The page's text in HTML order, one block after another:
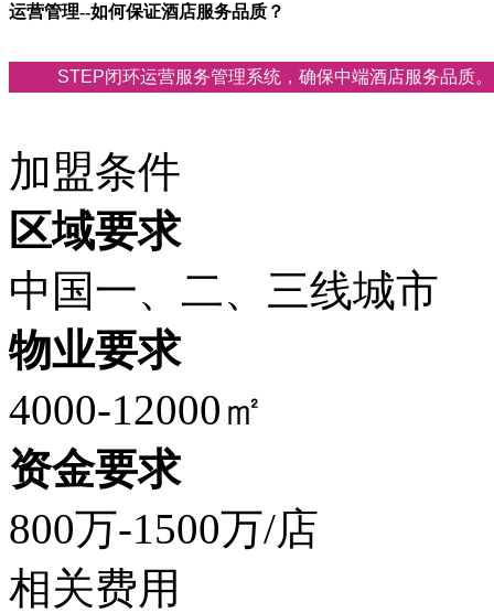
运营管理--如何保证酒店服务品质？
STEP闭环运营服务管理系统，确保中端酒店服务品质。
加盟条件
区域要求
中国一、二、三线城市
物业要求
4000-12000㎡
资金要求
800万-1500万/店
相关费用